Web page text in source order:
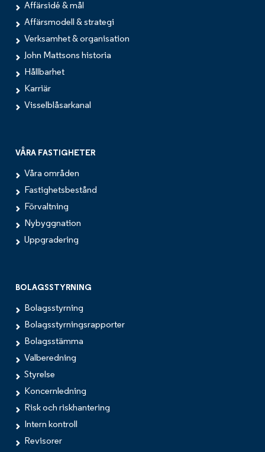
Affärsidé & mål
Affärsmodell & strategi
Verksamhet & organisation
John Mattsons historia
Hållbarhet
Karriär
Visselblåsarkanal
VÅRA FASTIGHETER
Våra områden
Fastighetsbestånd
Förvaltning
Nybyggnation
Uppgradering
BOLAGSSTYRNING
Bolagsstyrning
Bolagsstyrningsrapporter
Bolagsstämma
Valberedning
Styrelse
Koncernledning
Risk och riskhantering
Intern kontroll
Revisorer